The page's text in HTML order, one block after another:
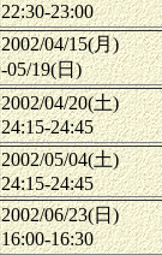
22:30-23:00
2002/04/15(月)
-05/19(日)
2002/04/20(土)
24:15-24:45
2002/05/04(土)
24:15-24:45
2002/06/23(日)
16:00-16:30